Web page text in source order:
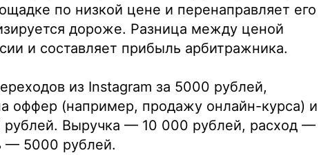
по низкой цене и перенаправляет его
дороже. Разница между ценой
и составляет прибыль арбитражника.
из Instagram за 5000 рублей,
оффер (например, продажу онлайн-курса) и
рублей. Выручка — 10 000 рублей, расход —
— 5000 рублей.